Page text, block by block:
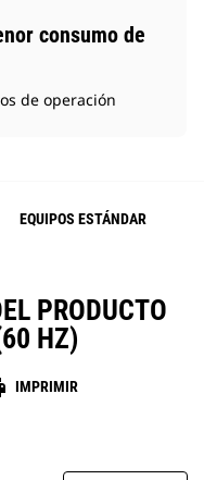
consumo de
de operación
EQUIPOS ESTÁNDAR
PRODUCTO
HZ)
IMPRIMIR